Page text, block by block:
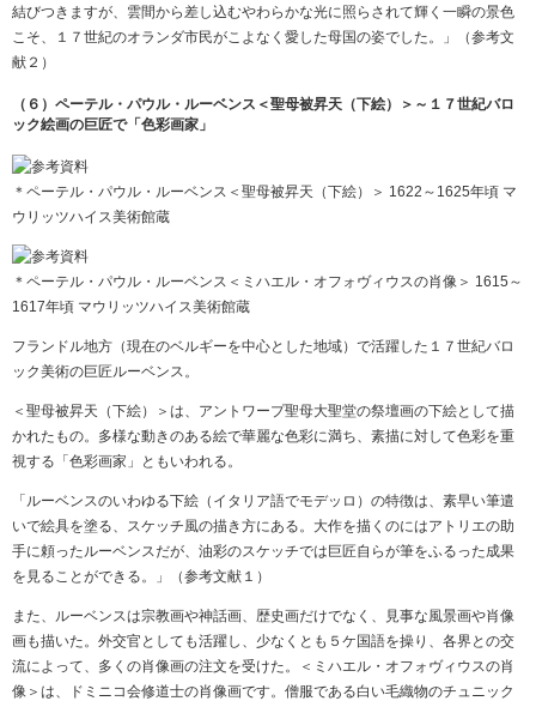
結びつきますが、雲間から差し込むやわらかな光に照らされて輝く一瞬の景色
こそ、１７世紀のオランダ市民がこよなく愛した母国の姿でした。」（参考文
献２）
（６）ペーテル・パウル・ルーベンス＜聖母被昇天（下絵）＞～１７世紀バロ
ック絵画の巨匠で「色彩画家」
＊ペーテル・パウル・ルーベンス＜聖母被昇天（下絵）＞ 1622～1625年頃 マ
ウリッツハイス美術館蔵
＊ペーテル・パウル・ルーベンス＜ミハエル・オフォヴィウスの肖像＞ 1615～
1617年頃 マウリッツハイス美術館蔵
フランドル地方（現在のベルギーを中心とした地域）で活躍した１７世紀バロ
ック美術の巨匠ルーベンス。
＜聖母被昇天（下絵）＞は、アントワープ聖母大聖堂の祭壇画の下絵として描
かれたもの。多様な動きのある絵で華麗な色彩に満ち、素描に対して色彩を重
視する「色彩画家」ともいわれる。
「ルーベンスのいわゆる下絵（イタリア語でモデッロ）の特徴は、素早い筆遣
いで絵具を塗る、スケッチ風の描き方にある。大作を描くのにはアトリエの助
手に頼ったルーベンスだが、油彩のスケッチでは巨匠自らが筆をふるった成果
を見ることができる。」（参考文献１）
また、ルーベンスは宗教画や神話画、歴史画だけでなく、見事な風景画や肖像
画も描いた。外交官としても活躍し、少なくとも５ケ国語を操り、各界との交
流によって、多くの肖像画の注文を受けた。＜ミハエル・オフォヴィウスの肖
像＞は、ドミニコ会修道士の肖像画です。僧服である白い毛織物のチュニック